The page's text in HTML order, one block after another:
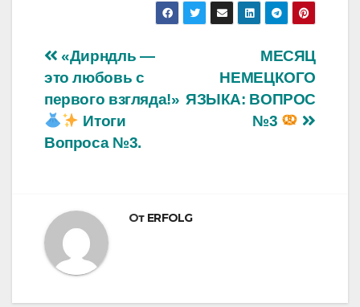
Навигация
по
записям
МЕСЯЦ
НЕМЕЦКОГО
ЯЗЫКА: ВОПРОС
№3
«Дирндль —
это любовь с
первого взгляда!»
Итоги
Вопроса №3.
От ERFOLG